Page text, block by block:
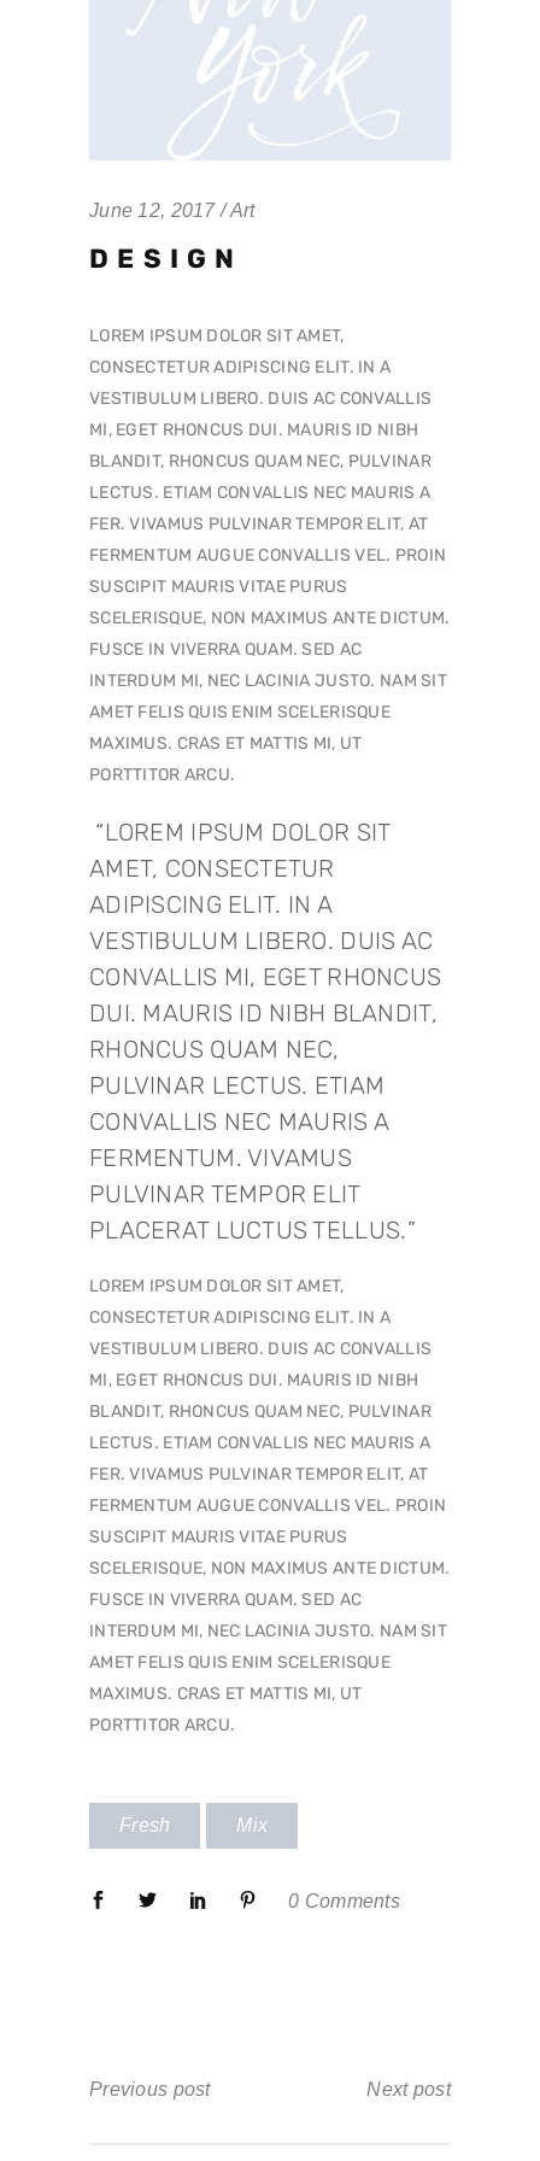
June 12, 2017 Art
DESIGN
LOREM IPSUM DOLOR SIT AMET,
CONSECTETUR ADIPISCING ELIT. IN A
VESTIBULUM LIBERO. DUIS AC CONVALLIS
MI, EGET RHONCUS DUI. MAURIS ID NIBH
BLANDIT, RHONCUS QUAM NEC, PULVINAR
LECTUS. ETIAM CONVALLIS NEC MAURIS A
FER. VIVAMUS PULVINAR TEMPOR ELIT, AT
FERMENTUM AUGUE CONVALLIS VEL. PROIN
SUSCIPIT MAURIS VITAE PURUS
SCELERISQUE, NON MAXIMUS ANTE DICTUM.
FUSCE IN VIVERRA QUAM. SED AC
INTERDUM MI, NEC LACINIA JUSTO. NAM SIT
AMET FELIS QUIS ENIM SCELERISQUE
MAXIMUS. CRAS ET MATTIS MI, UT
PORTTITOR ARCU.
LOREM IPSUM DOLOR SIT
AMET, CONSECTETUR
ADIPISCING ELIT. IN A
VESTIBULUM LIBERO. DUIS AC
CONVALLIS MI, EGET RHONCUS
DUI. MAURIS ID NIBH BLANDIT,
RHONCUS QUAM NEC,
PULVINAR LECTUS. ETIAM
CONVALLIS NEC MAURIS A
FERMENTUM. VIVAMUS
PULVINAR TEMPOR ELIT
PLACERAT LUCTUS TELLUS.
LOREM IPSUM DOLOR SIT AMET,
CONSECTETUR ADIPISCING ELIT. IN A
VESTIBULUM LIBERO. DUIS AC CONVALLIS
MI, EGET RHONCUS DUI. MAURIS ID NIBH
BLANDIT, RHONCUS QUAM NEC, PULVINAR
LECTUS. ETIAM CONVALLIS NEC MAURIS A
FER. VIVAMUS PULVINAR TEMPOR ELIT, AT
FERMENTUM AUGUE CONVALLIS VEL. PROIN
SUSCIPIT MAURIS VITAE PURUS
SCELERISQUE, NON MAXIMUS ANTE DICTUM.
FUSCE IN VIVERRA QUAM. SED AC
INTERDUM MI, NEC LACINIA JUSTO. NAM SIT
AMET FELIS QUIS ENIM SCELERISQUE
MAXIMUS. CRAS ET MATTIS MI, UT
PORTTITOR ARCU.
Fresh Mix
0 Comments
Previous post Next post